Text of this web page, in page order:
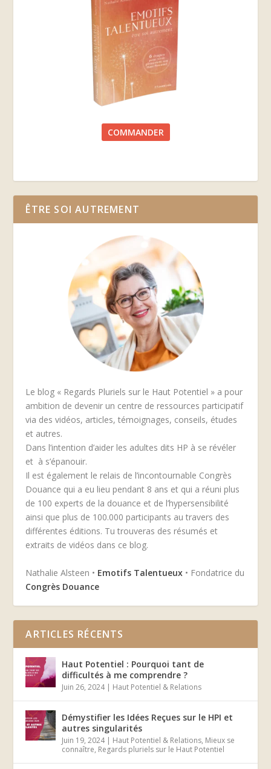
COMMANDER
ÊTRE SOI AUTREMENT
Le blog « Regards Pluriels sur le Haut Potentiel » a pour
ambition de devenir un centre de ressources participatif
via des vidéos, articles, témoignages, conseils, études
et autres.
Dans l’intention d’aider les adultes dits HP à se révéler
et à s’épanouir.
Il est également le relais de l’incontournable Congrès
Douance qui a eu lieu pendant 8 ans et qui a réuni plus
de 100 experts de la douance et de l’hypersensibilité
ainsi que plus de 100.000 participants au travers des
différentes éditions. Tu trouveras des résumés et
extraits de vidéos dans ce blog.
Nathalie Alsteen • Emotifs Talentueux • Fondatrice du
Congrès Douance
ARTICLES RÉCENTS
Haut Potentiel : Pourquoi tant de
difficultés à me comprendre ?
Juin 26, 2024| Haut Potentiel & Relations
Démystifier les Idées Reçues sur le HPI et
autres singularités
Juin 19, 2024| Haut Potentiel & Relations, Mieux se
connaître, Regards pluriels sur le Haut Potentiel